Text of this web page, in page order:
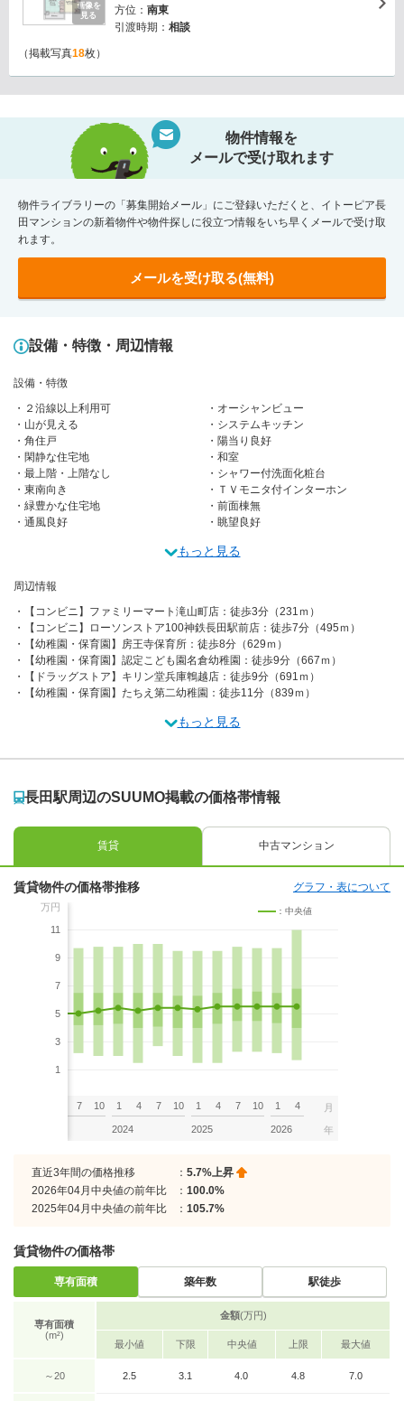
画像を
見る
方位： 南東
引渡時期： 相談
（掲載写真18枚）
物件情報を
メールで受け取れます
物件ライブラリーの「募集開始メール」にご登録いただくと、イトーピア長
田マンションの新着物件や物件探しに役立つ情報をいち早くメールで受け取
れます。
メールを受け取る(無料)
設備・特徴・周辺情報
設備・特徴
２沿線以上利用可
オーシャンビュー
山が見える
システムキッチン
角住戸
陽当り良好
閑静な住宅地
和室
最上階・上階なし
シャワー付洗面化粧台
東南向き
ＴＶモニタ付インターホン
緑豊かな住宅地
前面棟無
通風良好
眺望良好
もっと見る
周辺情報
【コンビニ】ファミリーマート滝山町店：徒歩3分（231ｍ）
【コンビニ】ローソンストア100神鉄長田駅前店：徒歩7分（495ｍ）
【幼稚園・保育園】房王寺保育所：徒歩8分（629ｍ）
【幼稚園・保育園】認定こども園名倉幼稚園：徒歩9分（667ｍ）
【ドラッグストア】キリン堂兵庫鵯越店：徒歩9分（691ｍ）
【幼稚園・保育園】たちえ第二幼稚園：徒歩11分（839ｍ）
もっと見る
長田駅周辺のSUUMO掲載の価格帯情報
賃貸 中古マンション
賃貸物件の価格帯推移 グラフ・表について
万円
11
9
7
5
3
1
：中央値
7 10 1 4 7 10
2024
1 4 7 10
2025
1 4
2026
月
年
直近3年間の価格推移 ： 5.7%上昇
2026年04月中央値の前年比
： 100.0%
2025年04月中央値の前年比
： 105.7%
賃貸物件の価格帯
専有面積 築年数 駅徒歩
専有面積
(m²)
金額(万円)
最小値 下限 中央値 上限 最大値
～20 2.5 3.1 4.0 4.8 7.0